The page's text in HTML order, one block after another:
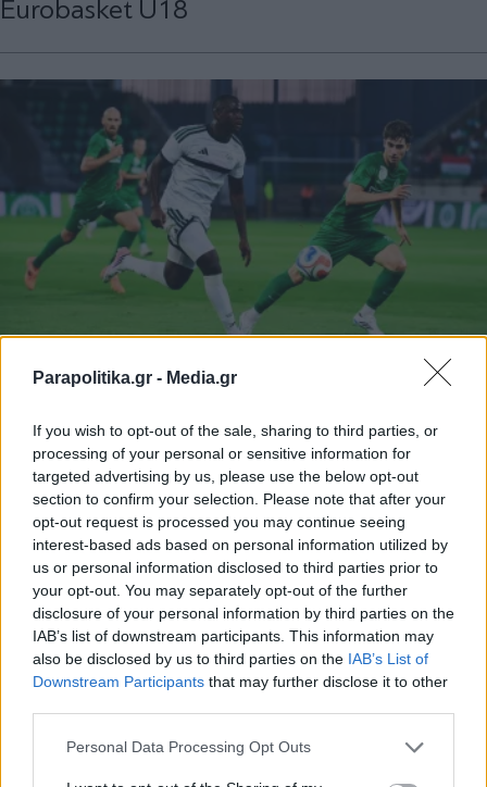
Parapolitika.gr - Media.gr
If you wish to opt-out of the sale, sharing to third parties, or
processing of your personal or sensitive information for
targeted advertising by us, please use the below opt-out
section to confirm your selection. Please note that after your
opt-out request is processed you may continue seeing
interest-based ads based on personal information utilized by
us or personal information disclosed to third parties prior to
your opt-out. You may separately opt-out of the further
disclosure of your personal information by third parties on the
IAB’s list of downstream participants. This information may
also be disclosed by us to third parties on the IAB’s List of
Downstream Participants that may further disclose it to other
Personal Data Processing Opt Outs
Eurobasket U18
PARAPOLITIKA NEWSROOM
Αθλητικές μεταδόσεις: Πού θα δείτε τις
ρεβάνς Παναθηναϊκού και ΠΑΟΚ σε
Conference και Europa League
Εγγραφή στο newsletter